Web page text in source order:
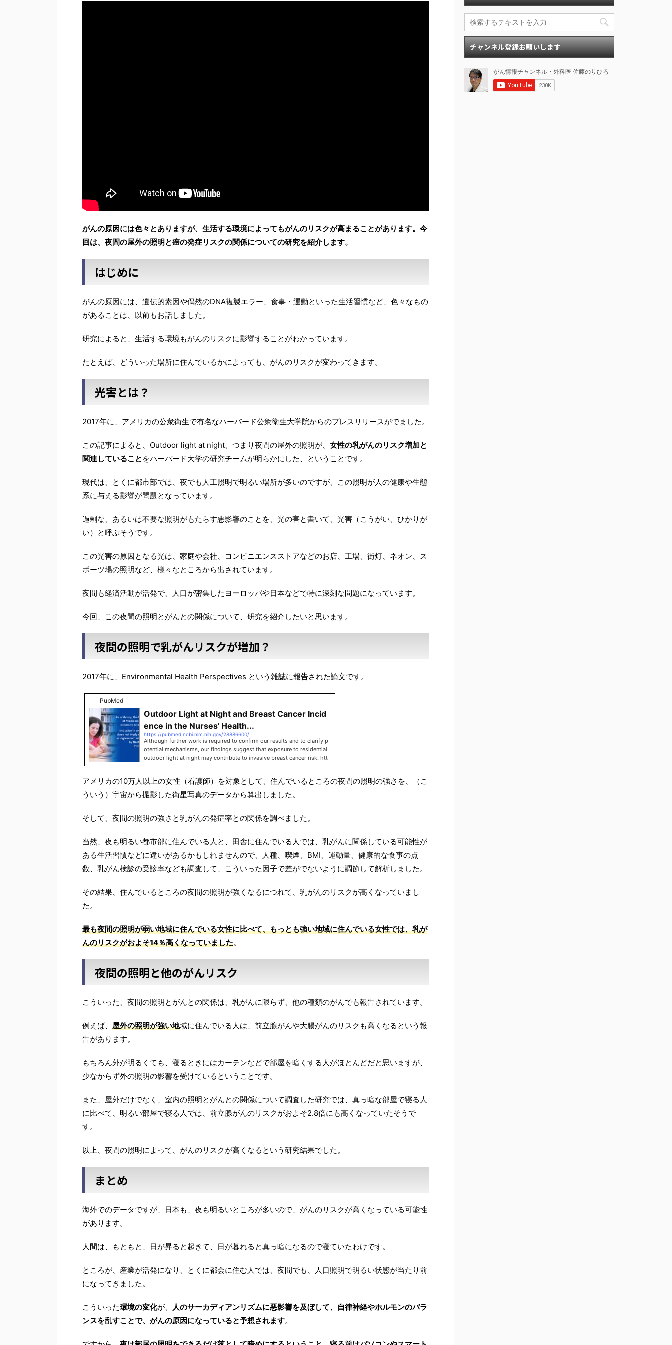
がんの原因には色々とありますが、生活する環境によってもがんのリスクが高まることがあります。今
回は、夜間の屋外の照明と癌の発症リスクの関係についての研究を紹介します。
はじめに
がんの原因には、遺伝的素因や偶然のDNA複製エラー、食事・運動といった生活習慣など、色々なもの
があることは、以前もお話しました。
研究によると、生活する環境もがんのリスクに影響することがわかっています。
たとえば、どういった場所に住んでいるかによっても、がんのリスクが変わってきます。
光害とは？
2017年に、アメリカの公衆衛生で有名なハーバード公衆衛生大学院からのプレスリリースがでました。
この記事によると、Outdoor light at night、つまり夜間の屋外の照明が、 女性の乳がんのリスク増加と
関連していること をハーバード大学の研究チームが明らかにした、ということです。
現代は、とくに都市部では、夜でも人工照明で明るい場所が多いのですが、この照明が人の健康や生態
系に与える影響が問題となっています。
過剰な、あるいは不要な照明がもたらす悪影響のことを、光の害と書いて、光害（こうがい、ひかりが
い）と呼ぶそうです。
この光害の原因となる光は、家庭や会社、コンビニエンスストアなどのお店、工場、街灯、ネオン、ス
ポーツ場の照明など、様々なところから出されています。
夜間も経済活動が活発で、人口が密集したヨーロッパや日本などで特に深刻な問題になっています。
今回、この夜間の照明とがんとの関係について、研究を紹介したいと思います。
夜間の照明で乳がんリスクが増加？
2017年に、Environmental Health Perspectives という雑誌に報告された論文です。
PubMed
Outdoor Light at Night and Breast Cancer Incid
ence in the Nurses' Health...
https://pubmed.ncbi.nlm.nih.gov/28886600/
Although further work is required to confirm our results and to clarify p
otential mechanisms, our findings suggest that exposure to residential
outdoor light at night may contribute to invasive breast cancer risk. htt
ps://doi.org/10.1289/EHP935.
アメリカの10万人以上の女性（看護師）を対象として、住んでいるところの夜間の照明の強さを、（こ
ういう）宇宙から撮影した衛星写真のデータから算出しました。
そして、夜間の照明の強さと乳がんの発症率との関係を調べました。
当然、夜も明るい都市部に住んでいる人と、田舎に住んでいる人では、乳がんに関係している可能性が
ある生活習慣などに違いがあるかもしれませんので、人種、喫煙、BMI、運動量、健康的な食事の点
数、乳がん検診の受診率なども調査して、こういった因子で差がでないように調節して解析しました。
その結果、住んでいるところの夜間の照明が強くなるにつれて、乳がんのリスクが高くなっていまし
た。
最も夜間の照明が弱い地域に住んでいる女性に比べて、もっとも強い地域に住んでいる女性では、乳が
んのリスクがおよそ14％高くなっていました。
夜間の照明と他のがんリスク
こういった、夜間の照明とがんとの関係は、乳がんに限らず、他の種類のがんでも報告されています。
例えば、 屋外の照明が強い地域に住んでいる人は、前立腺がんや大腸がんのリスクも高くなるという報
告があります。
もちろん外が明るくても、寝るときにはカーテンなどで部屋を暗くする人がほとんどだと思いますが、
少なからず外の照明の影響を受けているということです。
また、屋外だけでなく、室内の照明とがんとの関係について調査した研究では、真っ暗な部屋で寝る人
に比べて、明るい部屋で寝る人では、前立腺がんのリスクがおよそ2.8倍にも高くなっていたそうで
す。
以上、夜間の照明によって、がんのリスクが高くなるという研究結果でした。
まとめ
海外でのデータですが、日本も、夜も明るいところが多いので、がんのリスクが高くなっている可能性
があります。
人間は、もともと、日が昇ると起きて、日が暮れると真っ暗になるので寝ていたわけです。
ところが、産業が活発になり、とくに都会に住む人では、夜間でも、人口照明で明るい状態が当たり前
になってきました。
こういった環境の変化が、
人のサーカディアンリズムに悪影響を及ぼして、自律神経やホルモンのバラ
ンスを乱すことで、がんの原因になっていると予想されます。
チャンネル登録お願いします